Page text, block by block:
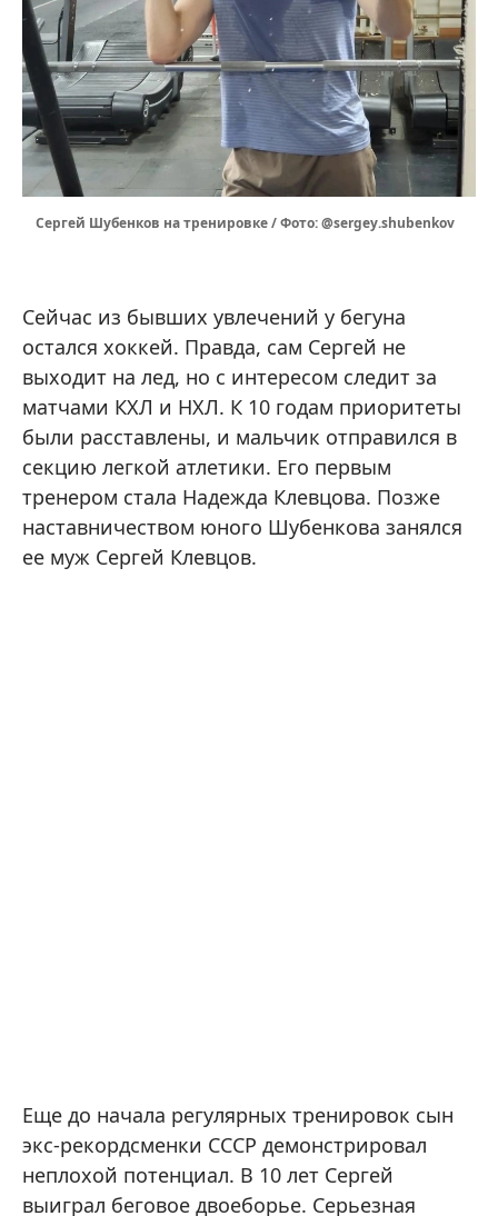
Сергей Шубенков на тренировке / Фото: @sergey.shubenkov
Сейчас из бывших увлечений у бегуна
остался хоккей. Правда, сам Сергей не
выходит на лед, но с интересом следит за
матчами КХЛ и НХЛ. К 10 годам приоритеты
были расставлены, и мальчик отправился в
секцию легкой атлетики. Его первым
тренером стала Надежда Клевцова. Позже
наставничеством юного Шубенкова занялся
ее муж Сергей Клевцов.
Еще до начала регулярных тренировок сын
экс-рекордсменки СССР демонстрировал
неплохой потенциал. В 10 лет Сергей
выиграл беговое двоеборье. Серьезная